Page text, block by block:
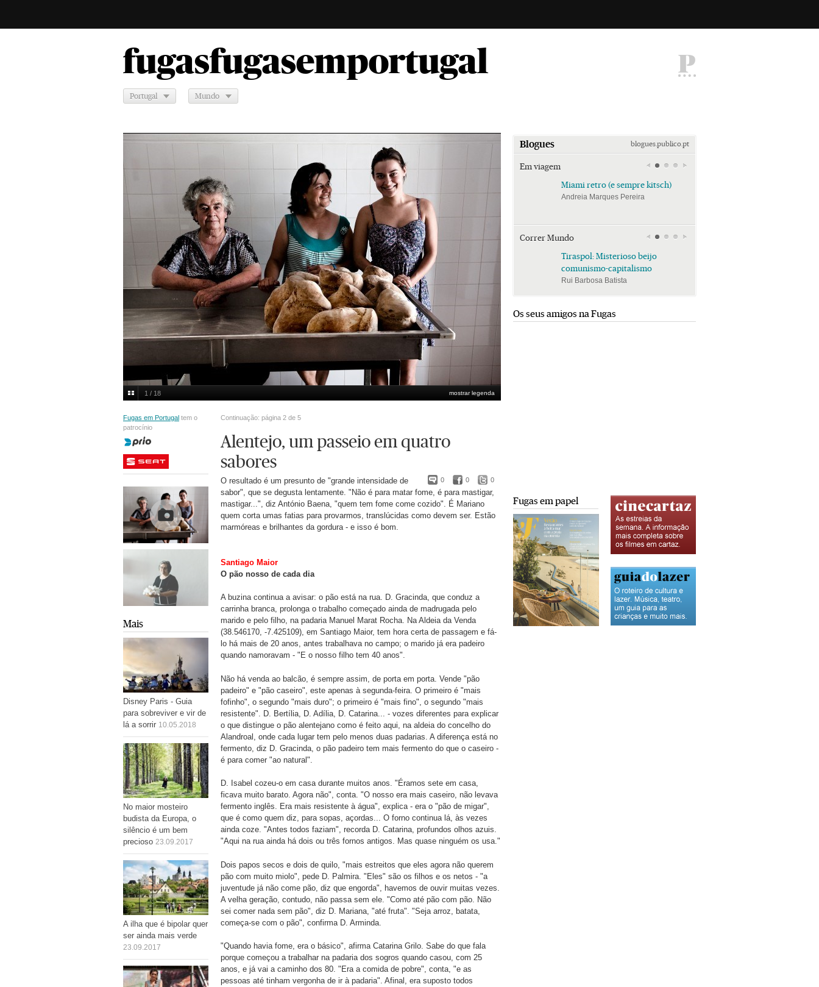
fugas -
fugasemportugal P
Portugal Mundo
O pão. Padaria Calisto, Aldeia da Venda, Santiago Maior, Alandroal
mostrar legenda
1 / 18
Fugas em Portugal tem o
patrocínio
Multimedia
Mais
Disney Paris - Guia
para sobreviver e vir de
lá a sorrir 10.05.2018
No maior mosteiro
budista da Europa, o
silêncio é um bem
precioso 23.09.2017
A ilha que é bipolar quer
ser ainda mais verde
23.09.2017
Continuação: página 2 de 5
Alentejo, um passeio em quatro
sabores
0 0 0
O resultado é um presunto de "grande intensidade de
sabor", que se degusta lentamente. "Não é para matar fome, é para mastigar,
mastigar...", diz António Baena, "quem tem fome come cozido". É Mariano
quem corta umas fatias para provarmos, translúcidas como devem ser. Estão
marmóreas e brilhantes da gordura - e isso é bom.
Santiago Maior
O pão nosso de cada dia
A buzina continua a avisar: o pão está na rua. D. Gracinda, que conduz a
carrinha branca, prolonga o trabalho começado ainda de madrugada pelo
marido e pelo filho, na padaria Manuel Marat Rocha. Na Aldeia da Venda
(38.546170, -7.425109), em Santiago Maior, tem hora certa de passagem e fá-
lo há mais de 20 anos, antes trabalhava no campo; o marido já era padeiro
quando namoravam - "E o nosso filho tem 40 anos".
Não há venda ao balcão, é sempre assim, de porta em porta. Vende "pão
padeiro" e "pão caseiro", este apenas à segunda-feira. O primeiro é "mais
fofinho", o segundo "mais duro"; o primeiro é "mais fino", o segundo "mais
resistente". D. Bertília, D. Adília, D. Catarina... - vozes diferentes para explicar
o que distingue o pão alentejano como é feito aqui, na aldeia do concelho do
Alandroal, onde cada lugar tem pelo menos duas padarias. A diferença está no
fermento, diz D. Gracinda, o pão padeiro tem mais fermento do que o caseiro -
é para comer "ao natural".
D. Isabel cozeu-o em casa durante muitos anos. "Éramos sete em casa,
ficava muito barato. Agora não", conta. "O nosso era mais caseiro, não levava
fermento inglês. Era mais resistente à água", explica - era o "pão de migar",
que é como quem diz, para sopas, açordas... O forno continua lá, às vezes
ainda coze. "Antes todos faziam", recorda D. Catarina, profundos olhos azuis.
"Aqui na rua ainda há dois ou três fornos antigos. Mas quase ninguém os usa."
Dois papos secos e dois de quilo, "mais estreitos que eles agora não querem
pão com muito miolo", pede D. Palmira. "Eles" são os filhos e os netos - "a
juventude já não come pão, diz que engorda", havemos de ouvir muitas vezes.
A velha geração, contudo, não passa sem ele. "Como até pão com pão. Não
sei comer nada sem pão", diz D. Mariana, "até fruta". "Seja arroz, batata,
começa-se com o pão", confirma D. Arminda.
"Quando havia fome, era o básico", afirma Catarina Grilo. Sabe do que fala
porque começou a trabalhar na padaria dos sogros quando casou, com 25
anos, e já vai a caminho dos 80. "Era a comida de pobre", conta, "e as
pessoas até tinham vergonha de ir à padaria". Afinal, era suposto todos
Blogues blogues.publico.pt
Em viagem
Miami retro (e sempre kitsch)
Andreia Marques Pereira
Correr Mundo
Tiraspol: Misterioso beijo
comunismo-capitalismo
Rui Barbosa Batista
Os seus amigos na Fugas
Fugas em papel